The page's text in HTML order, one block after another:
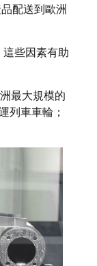
配送到歐洲
些因素有助
最大規模的
列車車輪；